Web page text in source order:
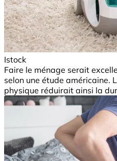
Istock
Faire le ménage serait
selon une étude américaine.
physique réduirait ainsi la